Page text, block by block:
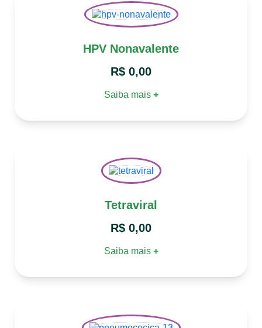
HPV Nonavalente
R$ 0,00
Saiba mais +
Tetraviral
R$ 0,00
Saiba mais +